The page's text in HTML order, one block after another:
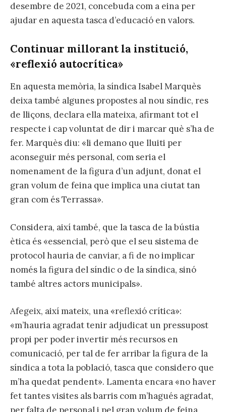
desembre de 2021, concebuda com a eina per
ajudar en aquesta tasca d’educació en valors.
Continuar millorant la institució,
«reflexió autocrítica»
En aquesta memòria, la síndica Isabel Marquès
deixa també algunes propostes al nou síndic, res
de lliçons, declara ella mateixa, afirmant tot el
respecte i cap voluntat de dir i marcar què s’ha de
fer. Marquès diu: «li demano que lluiti per
aconseguir més personal, com seria el
nomenament de la figura d’un adjunt, donat el
gran volum de feina que implica una ciutat tan
gran com és Terrassa».
Considera, així també, que la tasca de la bústia
ètica és «essencial, però que el seu sistema de
protocol hauria de canviar, a fi de no implicar
només la figura del síndic o de la síndica, sinó
també altres actors municipals».
Afegeix, així mateix, una «reflexió crítica»:
«m’hauria agradat tenir adjudicat un pressupost
propi per poder invertir més recursos en
comunicació, per tal de fer arribar la figura de la
síndica a tota la població, tasca que considero que
m’ha quedat pendent». Lamenta encara «no haver
fet tantes visites als barris com m’hagués agradat,